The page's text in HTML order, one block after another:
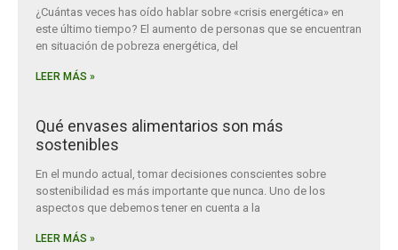
¿Cuántas veces has oído hablar sobre «crisis energética» en
este último tiempo? El aumento de personas que se encuentran
en situación de pobreza energética, del
LEER MÁS »
Qué envases alimentarios son más
sostenibles
En el mundo actual, tomar decisiones conscientes sobre
sostenibilidad es más importante que nunca. Uno de los
aspectos que debemos tener en cuenta a la
LEER MÁS »